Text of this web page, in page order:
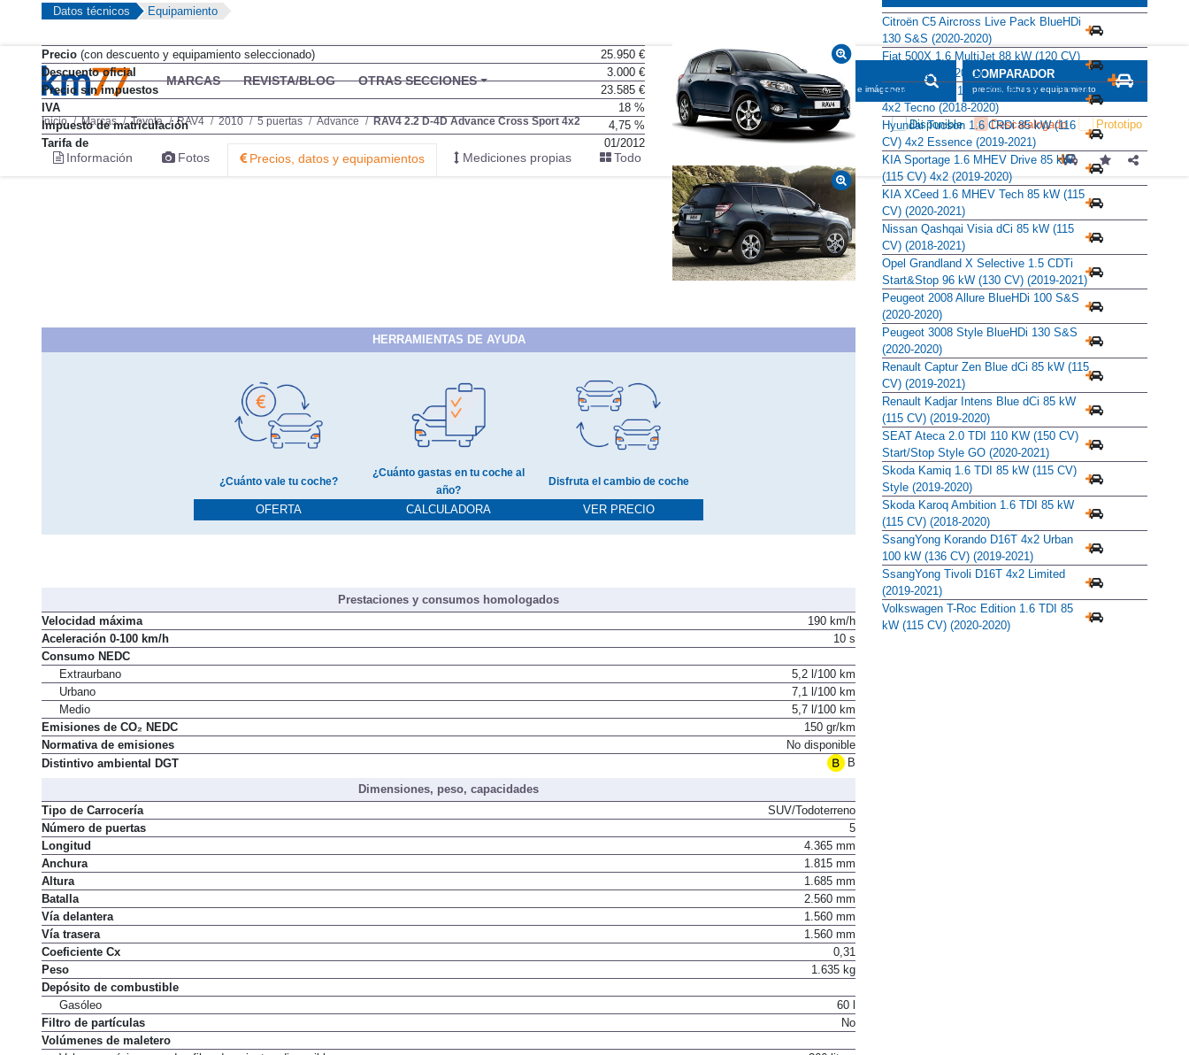
MARCAS REVISTA/BLOG OTRAS SECCIONES BUSCADOR
informaciones, fichas e imágenes
COMPARADOR
precios, fichas y equipamiento
Inicio Marcas Toyota RAV4 2010 5 puertas Advance RAV4 2.2 D-4D Advance Cross Sport 4x2 Disponible Descatalogado Prototipo
Información Fotos Precios, datos y equipamientos Mediciones propias Todo
Datos técnicos Equipamiento
Precio (con descuento y equipamiento seleccionado)
25.950 €
Descuento oficial
3.000 €
Precio sin impuestos
23.585 €
IVA
18 %
Impuesto de matriculación
4,75 %
Tarifa de
01/2012
HERRAMIENTAS DE AYUDA
¿Cuánto vale tu coche?
OFERTA
¿Cuánto gastas en tu coche al
año?
CALCULADORA
Disfruta el cambio de coche
VER PRECIO
Prestaciones y consumos homologados
Velocidad máxima
190 km/h
Aceleración 0-100 km/h
10 s
Consumo NEDC
Extraurbano
5,2 l/100 km
Urbano
7,1 l/100 km
Medio
5,7 l/100 km
Emisiones de CO₂ NEDC
150 gr/km
Normativa de emisiones
No disponible
Distintivo ambiental DGT
B
Dimensiones, peso, capacidades
Tipo de Carrocería
SUV/Todoterreno
Número de puertas
5
Longitud
4.365 mm
Anchura
1.815 mm
Altura
1.685 mm
Batalla
2.560 mm
Vía delantera
1.560 mm
Vía trasera
1.560 mm
Coeficiente Cx
0,31
Peso
1.635 kg
Depósito de combustible
Gasóleo
60 l
Filtro de partículas
No
Volúmenes de maletero
Citroën C5 Aircross Live Pack BlueHDi
130 S&S (2020-2020)
Fiat 500X 1.6 MultiJet 88 kW (120 CV)
Lounge (2019-2021)
Hyundai Kona 1.6 CRDI 85 kW (115 CV)
4x2 Tecno (2018-2020)
Hyundai Tucson 1.6 CRDi 85 kW (116
CV) 4x2 Essence (2019-2021)
KIA Sportage 1.6 MHEV Drive 85 kW
(115 CV) 4x2 (2019-2020)
KIA XCeed 1.6 MHEV Tech 85 kW (115
CV) (2020-2021)
Nissan Qashqai Visia dCi 85 kW (115
CV) (2018-2021)
Opel Grandland X Selective 1.5 CDTi
Start&Stop 96 kW (130 CV) (2019-2021)
Peugeot 2008 Allure BlueHDi 100 S&S
(2020-2020)
Peugeot 3008 Style BlueHDi 130 S&S
(2020-2020)
Renault Captur Zen Blue dCi 85 kW (115
CV) (2019-2021)
Renault Kadjar Intens Blue dCi 85 kW
(115 CV) (2019-2020)
SEAT Ateca 2.0 TDI 110 KW (150 CV)
Start/Stop Style GO (2020-2021)
Skoda Kamiq 1.6 TDI 85 kW (115 CV)
Style (2019-2020)
Skoda Karoq Ambition 1.6 TDI 85 kW
(115 CV) (2018-2020)
SsangYong Korando D16T 4x2 Urban
100 kW (136 CV) (2019-2021)
SsangYong Tivoli D16T 4x2 Limited
(2019-2021)
Volkswagen T-Roc Edition 1.6 TDI 85
kW (115 CV) (2020-2020)